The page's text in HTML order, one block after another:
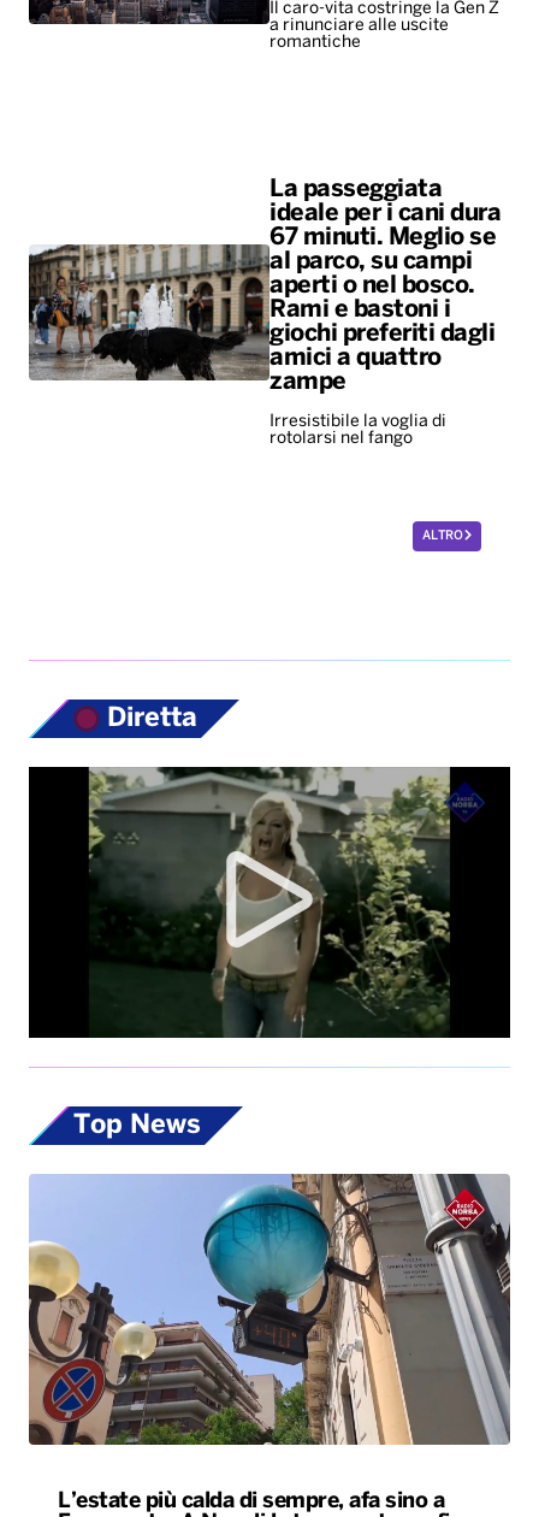
Il caro-vita costringe la Gen Z
a rinunciare alle uscite
romantiche
La passeggiata
ideale per i cani dura
67 minuti. Meglio se
al parco, su campi
aperti o nel bosco.
Rami e bastoni i
giochi preferiti dagli
amici a quattro
zampe
Irresistibile la voglia di
rotolarsi nel fango
ALTRO
Diretta
Top News
L’estate più calda di sempre, afa sino a